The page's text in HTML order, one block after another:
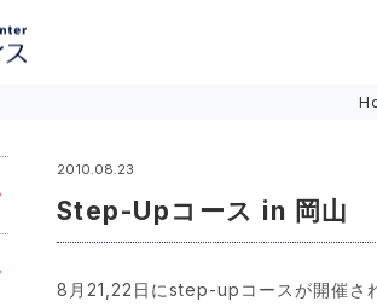
2010.08.23
Step-Upコース in 岡山
8月21,22日にstep-up コースが開催さ